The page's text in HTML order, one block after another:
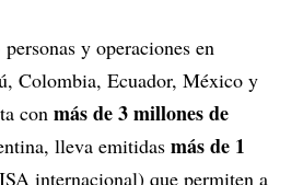
y operaciones en
Colombia, Ecuador, México y
con más de 3 millones de
lleva emitidas más de 1
internacional) que permiten a